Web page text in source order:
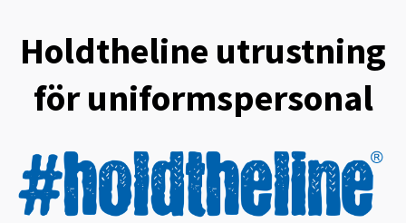
Holdtheline utrustning
för uniformspersonal